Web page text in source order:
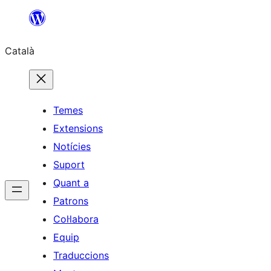
contingut
Català
Temes
Extensions
Notícies
Suport
Quant a
Patrons
Col·labora
Equip
Traduccions